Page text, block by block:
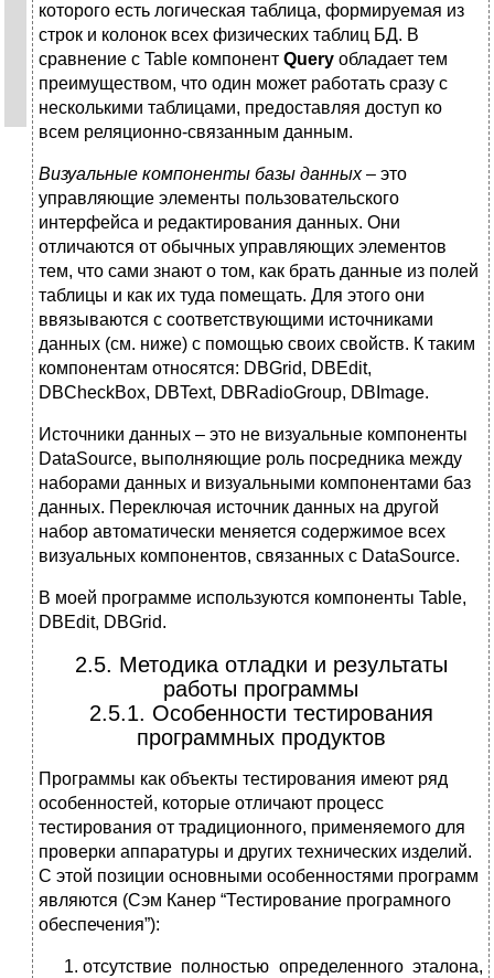
которого есть логическая таблица, формируемая из
строк и колонок всех физических таблиц БД. В
сравнение с Table компонент Query обладает тем
преимуществом, что один может работать сразу с
несколькими таблицами, предоставляя доступ ко
всем реляционно-связанным данным.
Визуальные компоненты базы данных– это
управляющие элементы пользовательского
интерфейса и редактирования данных. Они
отличаются от обычных управляющих элементов
тем, что сами знают о том, как брать данные из полей
таблицы и как их туда помещать. Для этого они
ввязываются с соответствующими источниками
данных (см. ниже) с помощью своих свойств. К таким
компонентам относятся: DBGrid, DBEdit,
DBCheckBox, DBText, DBRadioGroup, DBImage.
Источники данных – это не визуальные компоненты
DataSource, выполняющие роль посредника между
наборами данных и визуальными компонентами баз
данных. Переключая источник данных на другой
набор автоматически меняется содержимое всех
визуальных компонентов, связанных с DataSource.
В моей программе используются компоненты Table,
DBEdit, DBGrid.
2.5. Методика отладки и результаты
работы программы
2.5.1. Особенности тестирования
программных продуктов
Программы как объекты тестирования имеют ряд
особенностей, которые отличают процесс
тестирования от традиционного, применяемого для
проверки аппаратуры и других технических изделий.
С этой позиции основными особенностями программ
являются (Сэм Канер “Тестирование програмного
обеспечения”):
отсутствие полностью определенного эталона,